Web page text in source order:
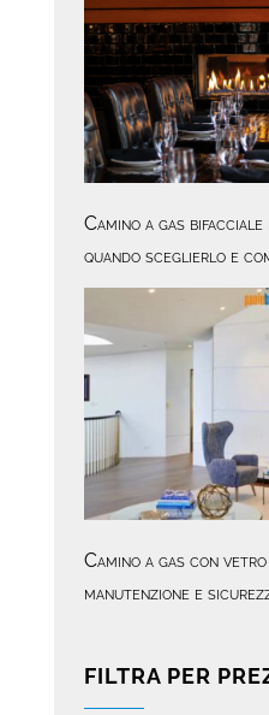
Camino a gas
quando sceglierlo e
Camino a gas con
manutenzione e
FILTRA PER